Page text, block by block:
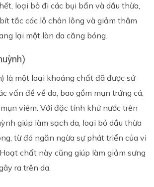
loại bỏ đi các bụi bẩn và dầu thừa,
tắc các lỗ chân lông và giảm thâm
lại một làn da căng bóng.
là một loại khoáng chất đã được sử
vấn đề về da, bao gồm mụn trứng cá,
viêm. Với đặc tính khử nước trên
giúp làm sạch da, loại bỏ dầu thừa
từ đó ngăn ngừa sự phát triển của vi
chất này cũng giúp làm giảm sưng
ra trên da.